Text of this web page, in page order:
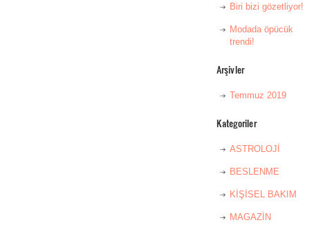
Biri bizi gözetliyor!
Modada öpücük
trendi!
Arşivler
Temmuz 2019
Kategoriler
ASTROLOJİ
BESLENME
KİŞİSEL BAKIM
MAGAZİN